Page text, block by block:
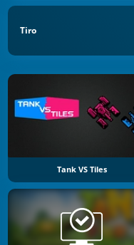
Tiro
Tank VS Tiles